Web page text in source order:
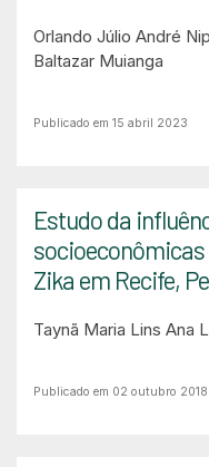
Orlando Júlio André
Baltazar Muianga
Publicado em 15 abril 2023
Estudo da
Zika em Recife,
Taynã Maria Lins Ana
Publicado em 02 outubro 2018